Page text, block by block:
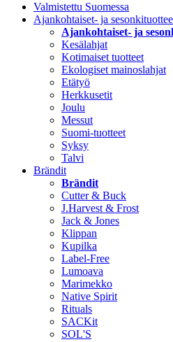
Valmistettu Suomessa
Ajankohtaiset- ja
Ajankohtaiset- ja
Kesälahjat
Kotimaiset tuotteet
Ekologiset mainoslahjat
Etätyö
Herkkusetit
Joulu
Messut
Suomi-tuotteet
Syksy
Talvi
Brändit
Brändit
Cutter & Buck
J.Harvest & Frost
Jack & Jones
Klippan
Kupilka
Label-Free
Lumoava
Marimekko
Native Spirit
Rituals
SACKit
SOL'S